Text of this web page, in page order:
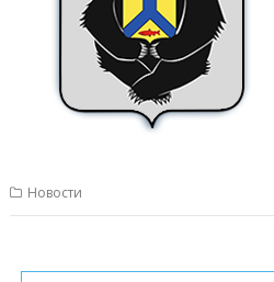
Новости